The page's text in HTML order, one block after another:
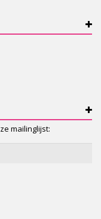
mailinglijst: